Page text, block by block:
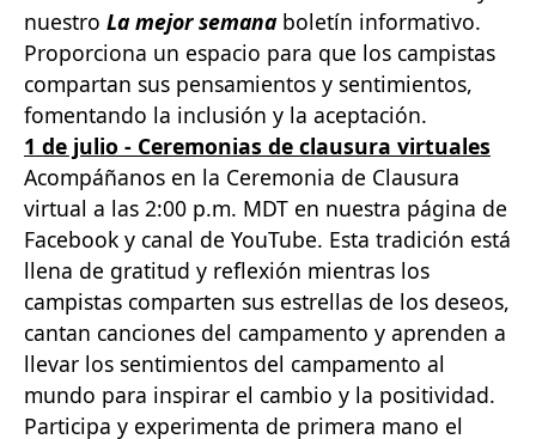
nuestro La mejor semana boletín informativo.
Proporciona un espacio para que los campistas
compartan sus pensamientos y sentimientos,
fomentando la inclusión y la aceptación.
1 de julio - Ceremonias de clausura virtuales
Acompáñanos en la Ceremonia de Clausura
virtual a las 2:00 p.m. MDT en nuestra página de
Facebook y canal de YouTube. Esta tradición está
llena de gratitud y reflexión mientras los
campistas comparten sus estrellas de los deseos,
cantan canciones del campamento y aprenden a
llevar los sentimientos del campamento al
mundo para inspirar el cambio y la positividad.
Participa y experimenta de primera mano el